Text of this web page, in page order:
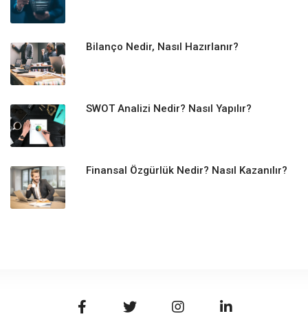
Bilanço Nedir, Nasıl Hazırlanır?
SWOT Analizi Nedir? Nasıl Yapılır?
Finansal Özgürlük Nedir? Nasıl Kazanılır?